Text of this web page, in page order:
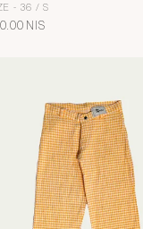
- 36 / S
NIS